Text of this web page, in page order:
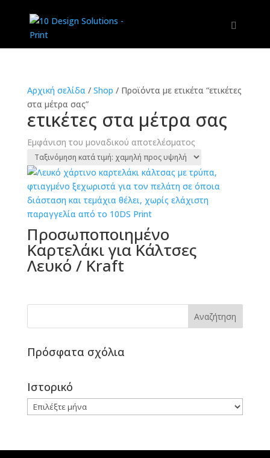
Αρχική σελίδα/ Shop / Προϊόντα με ετικέτα “ετικέτες
στα μέτρα σας”
ετικέτες στα μέτρα σας
Εμφάνιση του μοναδικού αποτελέσματος
Προσωποποιημένο
Καρτελάκι για Κάλτσες
Λευκό / Kraft
Πρόσφατα σχόλια
Ιστορικό
Ιστορικό